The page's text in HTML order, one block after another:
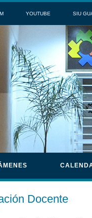
YOUTUBE SIU
Docente